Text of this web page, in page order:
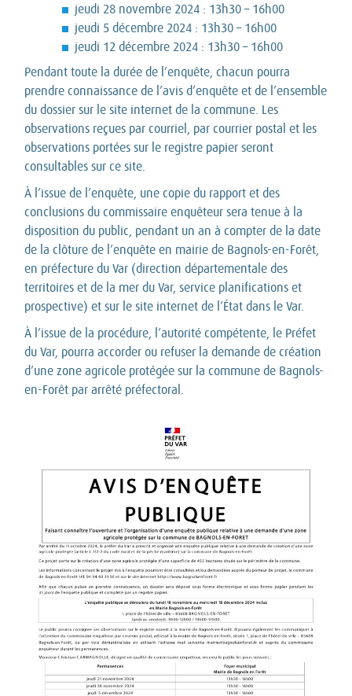
jeudi 28 novembre 2024 : 13h30 – 16h00
jeudi 5 décembre 2024 : 13h30 – 16h00
jeudi 12 décembre 2024 : 13h30 – 16h00
Pendant toute la durée de l’enquête, chacun pourra
prendre connaissance de l’avis d’enquête et de l’ensemble
du dossier sur le site internet de la commune. Les
observations reçues par courriel, par courrier postal et les
observations portées sur le registre papier seront
consultables sur ce site.
À l’issue de l’enquête, une copie du rapport et des
conclusions du commissaire enquêteur sera tenue à la
disposition du public, pendant un an à compter de la date
de la clôture de l’enquête en mairie de Bagnols-en-Forêt,
en préfecture du Var (direction départementale des
territoires et de la mer du Var, service planifications et
prospective) et sur le site internet de l’État dans le Var.
À l’issue de la procédure, l’autorité compétente, le Préfet
du Var, pourra accorder ou refuser la demande de création
d’une zone agricole protégée sur la commune de Bagnols-
en-Forêt par arrêté préfectoral.